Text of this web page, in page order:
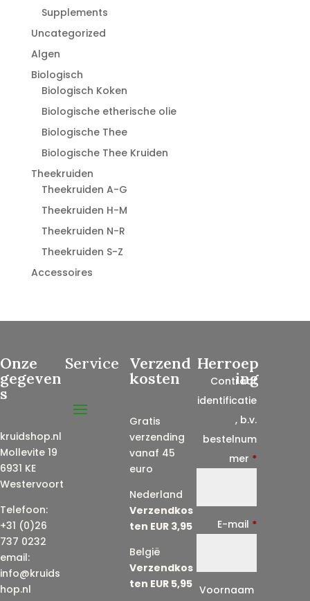
Supplements
Uncategorized
Algen
Biologisch
Biologisch Koken
Biologische etherische olie
Biologische Thee
Biologische Thee Kruiden
Theekruiden
Theekruiden A-G
Theekruiden H-M
Theekruiden N-R
Theekruiden S-Z
Accessoires
Onze
gegeven
s
kruidshop.nl
Mollevite 19
6931 KE
Westervoort
Telefoon:
+31 (0)26
737 0232
email:
info@kruids
hop.nl
Service Verzend
kosten
Gratis
verzending
vanaf 45
euro
Nederland
Verzendkos
ten EUR 3,95
België
Verzendkos
ten EUR 5,95
Herroep
ing
Contract
identificatie
, b.v.
bestelnum
mer *
E-mail *
Voornaam